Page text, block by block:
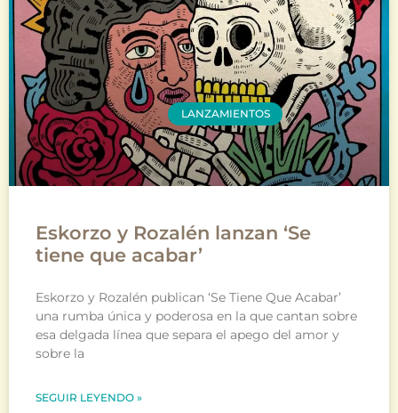
LANZAMIENTOS
Eskorzo y Rozalén lanzan ‘Se
tiene que acabar’
Eskorzo y Rozalén publican ‘Se Tiene Que Acabar’
una rumba única y poderosa en la que cantan sobre
esa delgada línea que separa el apego del amor y
sobre la
SEGUIR LEYENDO »